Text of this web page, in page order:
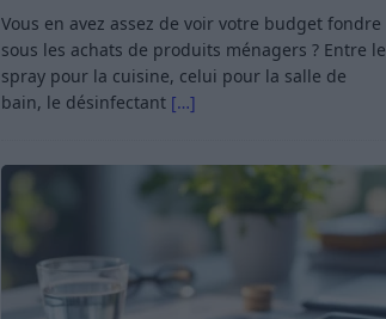
Vous en avez assez de voir votre budget fondre
sous les achats de produits ménagers ? Entre le
spray pour la cuisine, celui pour la salle de
bain, le désinfectant […]